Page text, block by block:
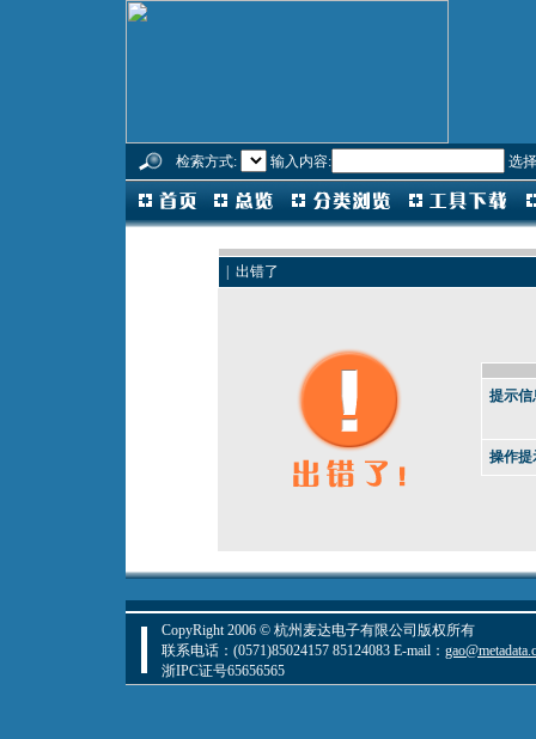
检索方式: 输入内容: 选
| 出错了
提示信
操作提
CopyRight 2006 © 杭州麦达电子有限公司版权所有
联系电话：(0571)85024157 85124083 E-mail：
浙IPC证号65656565